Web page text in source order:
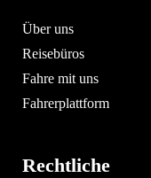
Über uns
Reisebüros
Fahre mit uns
Fahrerplattform
Rechtliche